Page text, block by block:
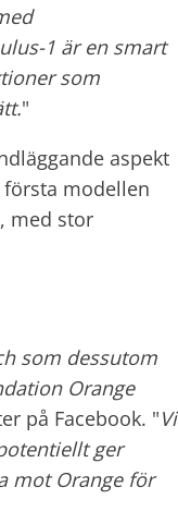
1 är en smart
som
"
aspekt
modellen
med stor
som dessutom
Orange
på Facebook. "Vi
ger
mot Orange för